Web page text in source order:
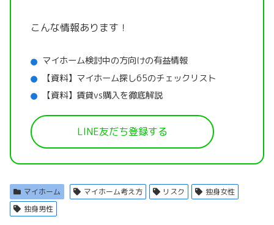
こんな情報あります！
マイホーム検討中の方向けの有益情報
【資料】マイホーム探し65のチェックリスト
【資料】賃貸vs購入を徹底解説
LINE友だち登録する
マイホーム マイホーム考え方 リスク
独身女性
独身男性